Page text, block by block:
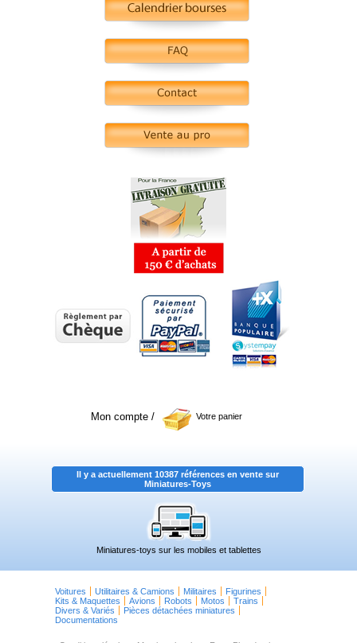
Mon compte / Votre panier
Il y a actuellement 10387 références en vente sur
Miniatures-Toys
Miniatures-toys sur les mobiles et tablettes
Voitures Utilitaires & Camions Militaires
Figurines
Kits & Maquettes
Avions Robots Motos
Trains
Divers & Variés
Pièces détachées miniatures
Documentations